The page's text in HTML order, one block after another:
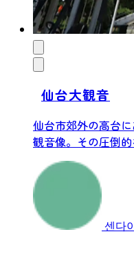
仙台大観音
仙台市郊外の高台
観音像。その圧倒
SN...
센다